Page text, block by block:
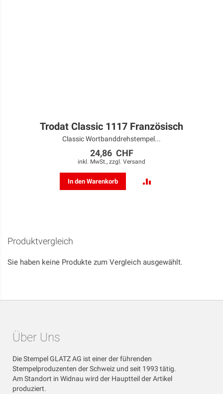
Trodat Classic 1117 Französisch
Classic Wortbanddrehstempel...
24,86 CHF
inkl. MwSt., zzgl. Versand
In den Warenkorb
Produktvergleich
Sie haben keine Produkte zum Vergleich ausgewählt.
Über Uns
Die Stempel GLATZ AG ist einer der führenden
Stempelproduzenten der Schweiz und seit 1993 tätig.
Am Standort in Widnau wird der Hauptteil der Artikel
produziert.